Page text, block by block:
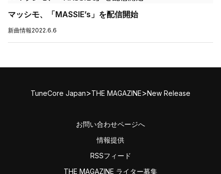
マッシモ、「MASSIE’s」を配信開始
新曲情報2022.6.6
TuneCore Japan>THE MAGAZINE>New Release
お問い合わせページへ
情報提供
RSSフィード
THE MAGAZINE ライター募集